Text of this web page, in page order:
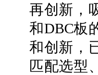
再创新，
和DBC板
和创新，
匹配选型